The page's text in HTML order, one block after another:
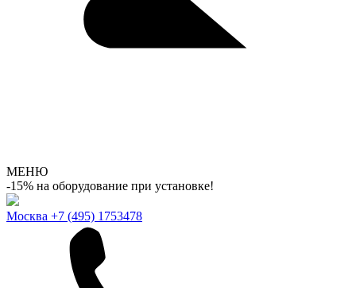
МЕНЮ
-15% на оборудование при установке!
Москва +7 (495) 1753478